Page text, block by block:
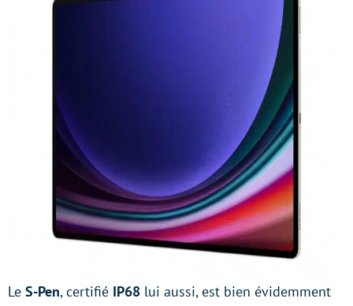
Le S-Pen, certifié IP68 lui aussi, est bien évidemment